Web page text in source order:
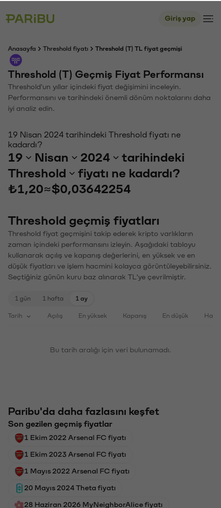
Giriş yap
Anasayfa Threshold fiyatı Threshold (T) TL fiyat geçmişi
Threshold (T) Geçmiş Fiyat Performansı
Threshold'un yıllar içindeki fiyat değişimini inceleyin.
Performansını ve tarihindeki önemli dönüm noktalarını daha
iyi analiz edin.
19 Nisan 2024 tarihindeki Threshold fiyatı ne
kadardı?
19 Nisan 2024
tarihindeki
Threshold
fiyatı ne kadardı?
₺1,20≈$0,03642254
Threshold geçmiş fiyatları
Threshold fiyat geçmişini takip ederek kripto varlıkların
zaman içindeki performansını izleyin. Aşağıdaki tabloyu
kullanarak açılış ve kapanış değerlerini, en yüksek ve en
düşük fiyatları ve işlem hacmini kolayca görüntüleyebilirsiniz.
Seçtiğiniz günün kuru baz alınarak TL'ye çevrilmiştir.
1 gün 1 hafta 1 ay
Tarih Açılış En yüksek Kapanış En düşük
Bu tarih aralığı için veri bulunamadı.
Paribu'da daha fazlasını keşfet
Son gezilen geçmiş fiyatlar
1 Ekim 2022 Arsenal FC fiyatı
1 Ekim 2023 Arsenal FC fiyatı
1 Mayıs 2022 Arsenal FC fiyatı
20 Mayıs 2024 Theta fiyatı
28 Haziran 2026 MyNeighborAlice fiyatı